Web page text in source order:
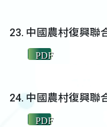
中國農村復興聯
PDF
中國農村復興聯
PDF